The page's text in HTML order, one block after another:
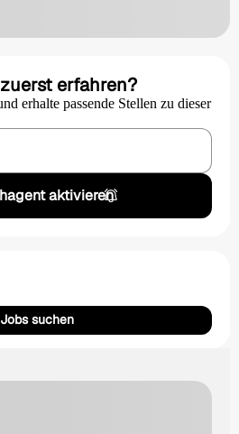
erfahren?
erhalte passende Stellen zu dieser
aktivieren
Jobs suchen